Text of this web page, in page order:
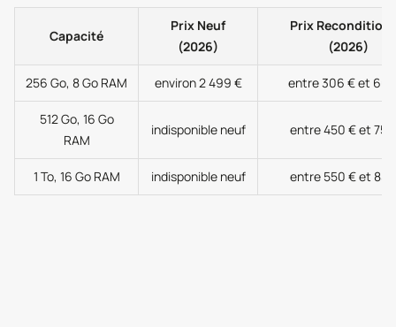
Capacité
Prix Neuf
(2026)
Prix
(2026)
256 Go, 8 Go RAM environ 2 499 € entre 306 € et
512 Go, 16 Go
RAM
indisponible neuf entre 450 € et
1 To, 16 Go RAM indisponible neuf entre 550 € et